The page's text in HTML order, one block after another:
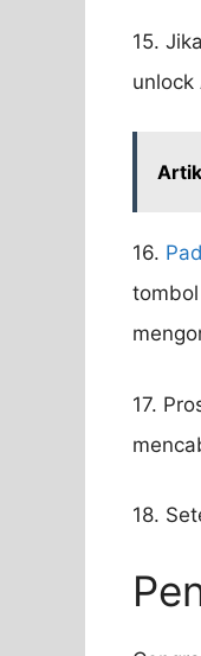
15.
unlock
16.
17.
18.